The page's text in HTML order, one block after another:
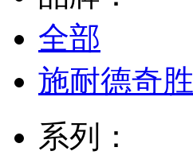
全部
施耐德奇胜
系列：